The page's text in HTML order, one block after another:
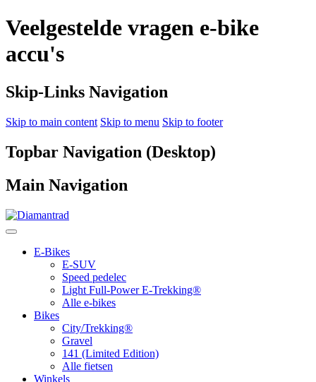
Veelgestelde vragen e-bike
accu's
Skip-Links Navigation
Skip to main content Skip to menu Skip to footer
Topbar Navigation (Desktop)
Main Navigation
E-Bikes
E-SUV
Speed pedelec
Light Full-Power E-Trekking®
Alle e-bikes
Bikes
City/Trekking®
Gravel
141 (Limited Edition)
Alle fietsen
Winkels